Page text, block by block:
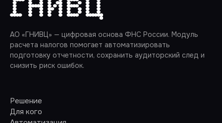
АО «ГНИВЦ» — цифровая основа ФНС России. Модуль
расчета налогов помогает автоматизировать
подготовку отчетности, сохранить аудиторский след и
снизить риск ошибок.
Решение
Для кого